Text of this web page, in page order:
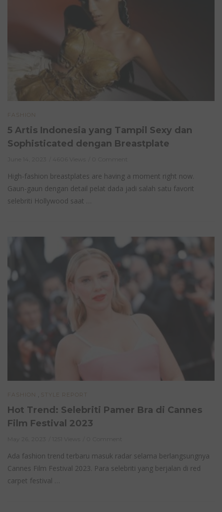
FASHION
5 Artis Indonesia yang Tampil Sexy dan
Sophisticated dengan Breastplate
High-fashion breastplates are having a moment right now.
Gaun-gaun dengan detail pelat dada jadi salah satu favorit
selebriti Hollywood saat …
FASHION STYLE REPORT
Hot Trend: Selebriti Pamer Bra di Cannes
Film Festival 2023
Ada fashion trend terbaru masuk radar selama berlangsungnya
Cannes Film Festival 2023. Para selebriti yang berjalan di red
carpet festival …